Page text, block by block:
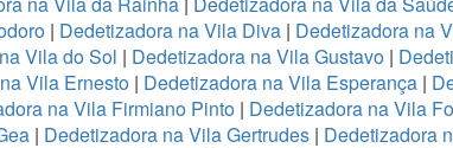
| Dedetizadora na Vila Diva | Dedetizadora na
Vila do Sol | Dedetizadora na Vila Gustavo |
Vila Ernesto| Dedetizadora na Vila Esperança|
na Vila Firmiano Pinto | Dedetizadora na Vila
| Dedetizadora na Vila Gertrudes | Dedetizadora